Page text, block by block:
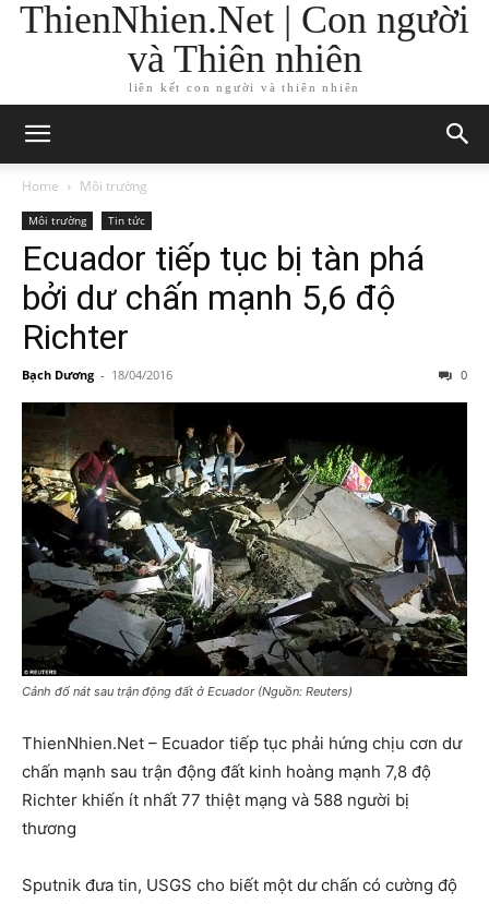
ThienNhien.Net | Con người
và Thiên nhiên
liên kết con người và thiên nhiên
Home Môi trường
Môi trường Tin tức
Ecuador tiếp tục bị tàn phá
bởi dư chấn mạnh 5,6 độ
Richter
Bạch Dương - 18/04/2016 0
Cảnh đổ nát sau trận động đất ở Ecuador (Nguồn: Reuters)
ThienNhien.Net – Ecuador tiếp tục phải hứng chịu cơn dư
chấn mạnh sau trận động đất kinh hoàng mạnh 7,8 độ
Richter khiến ít nhất 77 thiệt mạng và 588 người bị
thương
Sputnik đưa tin, USGS cho biết một dư chấn có cường độ